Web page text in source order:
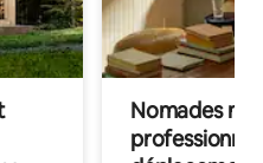
Nomades